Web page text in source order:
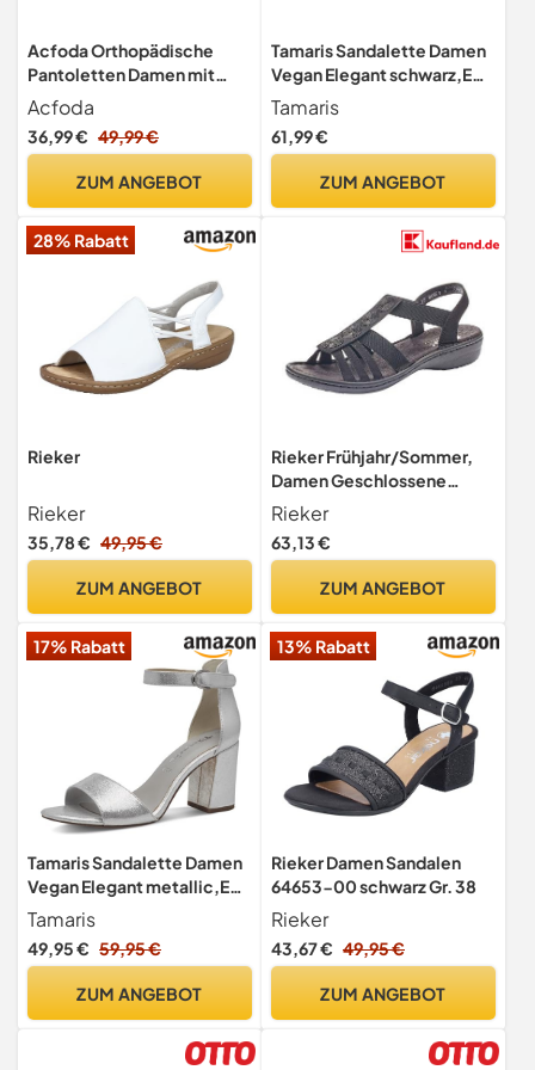
Acfoda Orthopädische
Pantoletten Damen mit
Weiches Fußbett Slip On
Sandalen Bequem Sommer
Schuhe Frauen Leichte
Schlappen Latschen
Hinten Offen Schwarz 37
Acfoda
36,99 € 49,99 €
ZUM ANGEBOT
Tamaris Sandalette Damen
Vegan Elegant schwarz,EU
39
Tamaris
61,99 €
ZUM ANGEBOT
28% Rabatt
Rieker
Rieker
35,78 € 49,95 €
ZUM ANGEBOT
Rieker Frühjahr/Sommer,
Damen Geschlossene
Sandalen, Schwarz
(Schwarz 00), 37 EU (4 UK)
Rieker
63,13 €
ZUM ANGEBOT
17% Rabatt
Tamaris Sandalette Damen
Vegan Elegant metallic,EU
39
Tamaris
49,95 € 59,95 €
ZUM ANGEBOT
13% Rabatt
Rieker Damen Sandalen
64653-00 schwarz Gr. 38
Rieker
43,67 € 49,95 €
ZUM ANGEBOT